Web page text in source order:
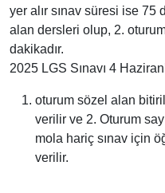
yer alır sınav süresi ise 75
alan dersleri olup, 2.
dakikadır.
2025 LGS Sınavı 4
oturum sözel alan
verilir ve 2. Oturum
mola hariç sınav için
verilir.